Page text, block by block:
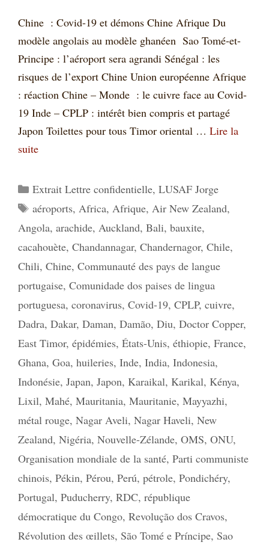
Chine : Covid-19 et démons Chine Afrique Du
modèle angolais au modèle ghanéen Sao Tomé-et-
Principe : l’aéroport sera agrandi Sénégal : les
risques de l’export Chine Union européenne Afrique
: réaction Chine – Monde : le cuivre face au Covid-
19 Inde – CPLP : intérêt bien compris et partagé
Japon Toilettes pour tous Timor oriental … Lire la
suite
Catégories
Extrait Lettre confidentielle, LUSAF Jorge
Étiquettes
aéroports, Africa, Afrique, Air New Zealand,
Angola, arachide, Auckland, Bali, bauxite,
cacahouète, Chandannagar, Chandernagor, Chile,
Chili, Chine, Communauté des pays de langue
portugaise, Comunidade dos paises de lingua
portuguesa, coronavirus, Covid-19, CPLP, cuivre,
Dadra, Dakar, Daman, Damão, Diu, Doctor Copper,
East Timor, épidémies, États-Unis, éthiopie, France,
Ghana, Goa, huileries, Inde, India, Indonesia,
Indonésie, Japan, Japon, Karaikal, Karikal, Kénya,
Lixil, Mahé, Mauritania, Mauritanie, Mayyazhi,
métal rouge, Nagar Aveli, Nagar Haveli, New
Zealand, Nigéria, Nouvelle-Zélande, OMS, ONU,
Organisation mondiale de la santé, Parti communiste
chinois, Pékin, Pérou, Perú, pétrole, Pondichéry,
Portugal, Puducherry, RDC, république
démocratique du Congo, Revolução dos Cravos,
Révolution des œillets, São Tomé e Príncipe, Sao